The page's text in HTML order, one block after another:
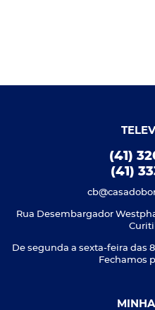
(41)
(41)
Rua Desembargador
De segunda a sexta-feira das
Fechamos